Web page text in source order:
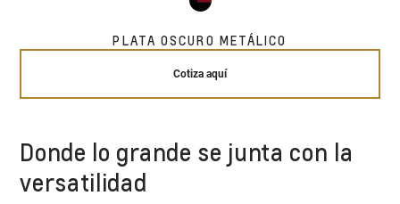
PLATA OSCURO METÁLICO
Cotiza aquí
Donde lo grande se junta con la
versatilidad